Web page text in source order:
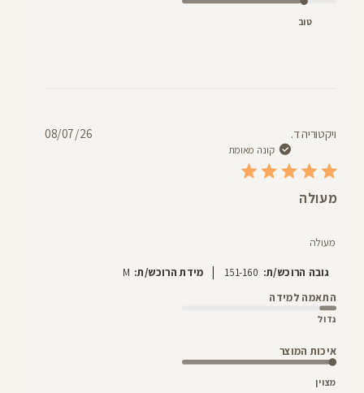
טוב
ויקטוריה ד.
קונה מאומת
מעולה
מעולה
גובה הרוכש/ת: 151-160
| מידת הרוכש/ת: M
התאמה למידה
גדול
איכות המוצר
מצוין
תאריך08/07/26